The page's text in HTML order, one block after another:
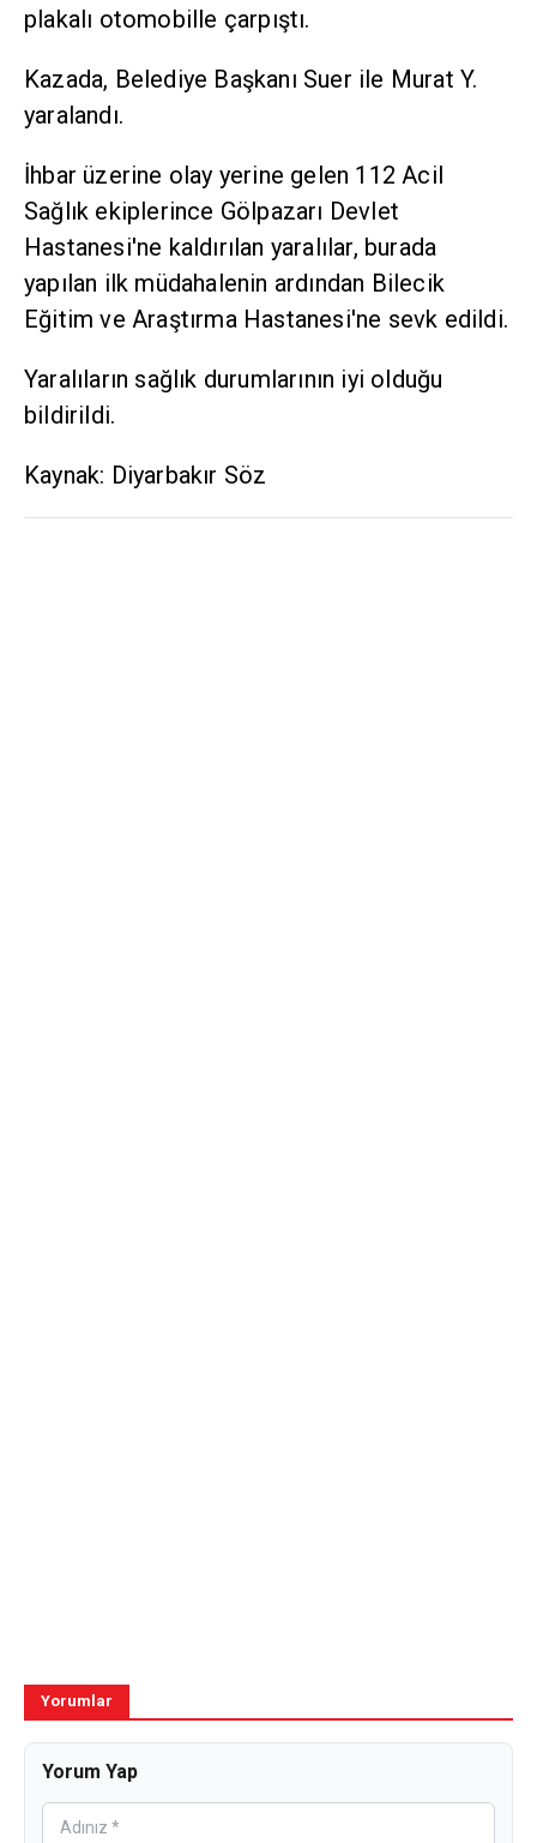
plakalı otomobille çarpıştı.
Kazada, Belediye Başkanı Suer ile Murat Y.
yaralandı.
İhbar üzerine olay yerine gelen 112 Acil
Sağlık ekiplerince Gölpazarı Devlet
Hastanesi'ne kaldırılan yaralılar, burada
yapılan ilk müdahalenin ardından Bilecik
Eğitim ve Araştırma Hastanesi'ne sevk edildi.
Yaralıların sağlık durumlarının iyi olduğu
bildirildi.
Kaynak: Diyarbakır Söz
Yorumlar
Yorum Yap